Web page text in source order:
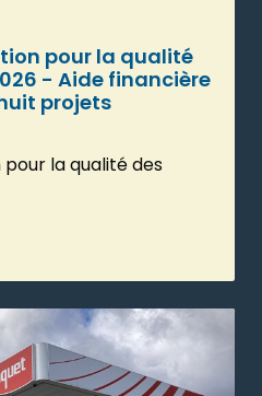
pour la qualité
- Aide financière
projets
la qualité des